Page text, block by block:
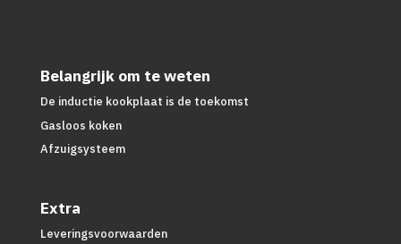
Belangrijk om te weten
De inductie kookplaat is de toekomst
Gasloos koken
Afzuigsysteem
Extra
Leveringsvoorwaarden